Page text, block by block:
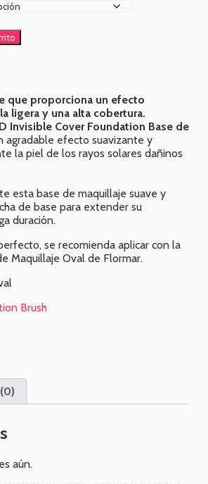
que proporciona un efecto
ligera y una alta cobertura.
Invisible Cover Foundation Base de
agradable efecto suavizante y
la piel de los rayos solares dañinos
esta base de maquillaje suave y
de base para extender su
duración.
se recomienda aplicar con la
Maquillaje Oval de Flormar.
Brush
aún.